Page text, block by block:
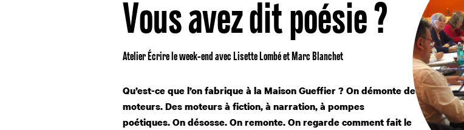
Vous avez dit poésie ?
Atelier Écrire le week-end avec Lisette Lombé et Marc Blanchet
Qu’est-ce que l’on fabrique à la Maison Gueffier ? On démonte des
moteurs. Des moteurs à fiction, à narration, à pompes
poétiques.On désosse. On remonte. On regarde comment fait le